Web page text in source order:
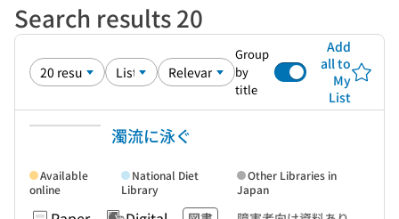
Search results 20
Group
by
title
Add
all to
My
List
濁流に泳ぐ
Available
online
National Diet
Library
Other Libraries in
Japan